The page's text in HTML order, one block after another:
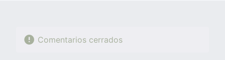
Comentarios cerrados